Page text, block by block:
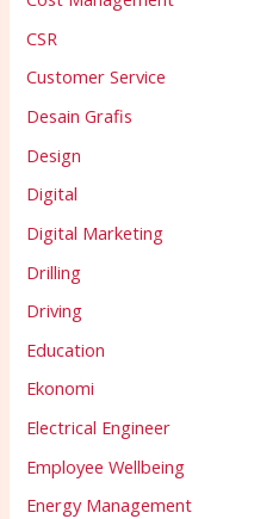
CSR
Customer Service
Desain Grafis
Design
Digital
Digital Marketing
Drilling
Driving
Education
Ekonomi
Electrical Engineer
Employee Wellbeing
Energy Management